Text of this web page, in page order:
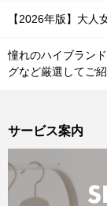
【2026年版】大人
憧れのハイブラン
グなど厳選してご紹
サービス案内